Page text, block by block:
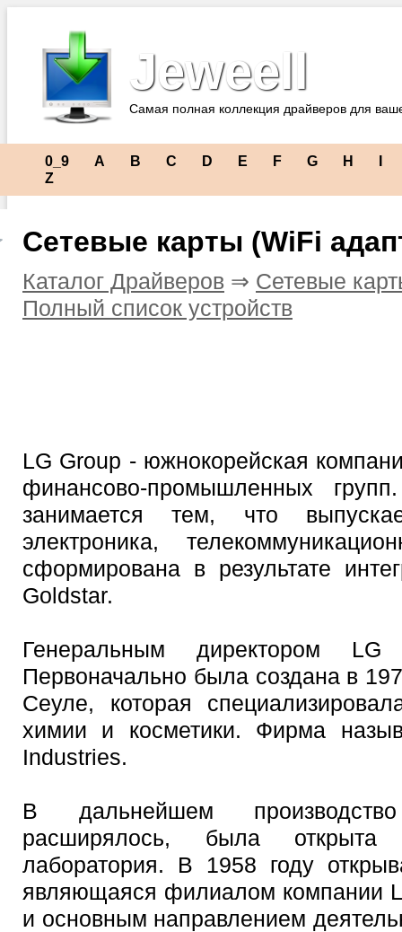
Jeweell
Самая полная коллекция драйверов для
0_9 A B C D E F G H
Z
Сетевые карты (WiFi
Каталог Драйверов ⇒ Сетевые
Полный список устройств
LG Group - южнокорейская
финансово-промышленных
занимается тем, что
электроника,
сформирована в результате
Goldstar.
Генеральным директором
Первоначально была создана в
Сеуле, которая
химии и косметики. Фирма
Industries.
В дальнейшем
расширялось, была открыта
лаборатория. В 1958 году
являющаяся филиалом компании
и основным направлением